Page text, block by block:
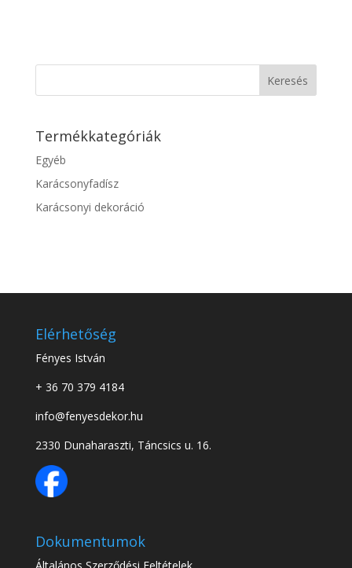
Keresés
Termékkategóriák
Egyéb
Karácsonyfadísz
Karácsonyi dekoráció
Elérhetőség
Fényes István
+ 36 70 379 4184
info@fenyesdekor.hu
2330 Dunaharaszti, Táncsics u. 16.
Dokumentumok